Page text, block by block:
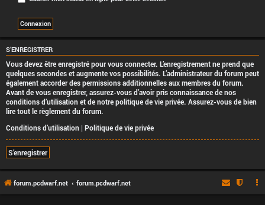
S’ENREGISTRER
Vous devez être enregistré pour vous connecter. L’enregistrement ne prend que
quelques secondes et augmente vos possibilités. L’administrateur du forum peut
également accorder des permissions additionnelles aux membres du forum.
Avant de vous enregistrer, assurez-vous d’avoir pris connaissance de nos
conditions d’utilisation et de notre politique de vie privée. Assurez-vous de bien
lire tout le règlement du forum.
Conditions d’utilisation | Politique de vie privée
S’enregistrer
forum.pcdwarf.net forum.pcdwarf.net